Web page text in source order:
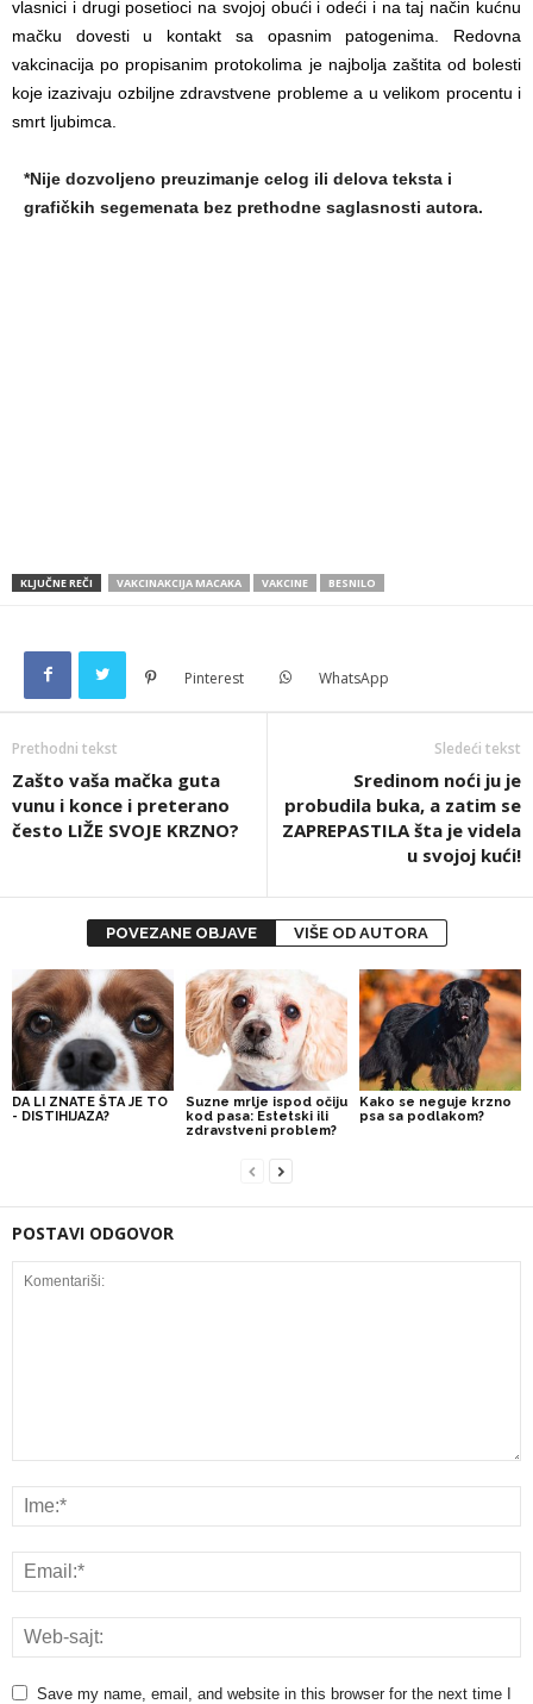
vlasnici i drugi posetioci na svojoj obući i odeći i na taj način kućnu
mačku dovesti u kontakt sa opasnim patogenima. Redovna
vakcinacija po propisanim protokolima je najbolja zaštita od bolesti
koje izazivaju ozbiljne zdravstvene probleme a u velikom procentu i
smrt ljubimca.
*Nije dozvoljeno preuzimanje celog ili delova teksta i
grafičkih segemenata bez prethodne saglasnosti autora.
KLJUČNE REČI VAKCINAKCIJA MACAKA VAKCINE BESNILO
Pinterest WhatsApp
Prethodni tekst
Zašto vaša mačka guta
vunu i konce i preterano
često LIŽE SVOJE KRZNO?
Sledeći tekst
Sredinom noći ju je
probudila buka, a zatim se
ZAPREPASTILA šta je videla
u svojoj kući!
POVEZANE OBJAVE VIŠE OD AUTORA
DA LI ZNATE ŠTA JE TO
- DISTIHIJAZA?
Suzne mrlje ispod očiju
kod pasa: Estetski ili
zdravstveni problem?
Kako se neguje krzno
psa sa podlakom?
POSTAVI ODGOVOR
Save my name, email, and website in this browser for the next time I